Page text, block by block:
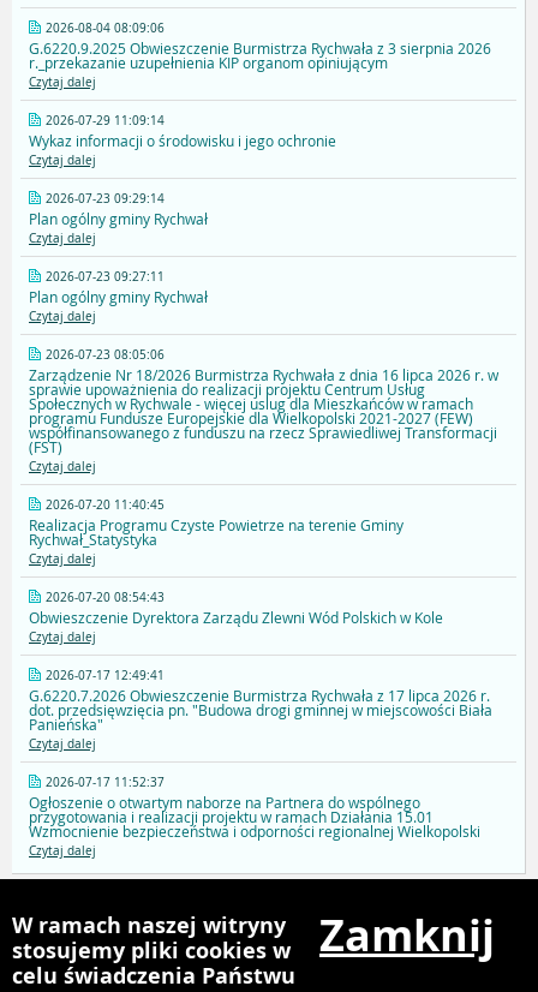
2026-08-04 08:09:06
G.6220.9.2025 Obwieszczenie Burmistrza Rychwała z 3 sierpnia 2026
r._przekazanie uzupełnienia KIP organom opiniującym
Czytaj dalej
2026-07-29 11:09:14
Wykaz informacji o środowisku i jego ochronie
Czytaj dalej
2026-07-23 09:29:14
Plan ogólny gminy Rychwał
Czytaj dalej
2026-07-23 09:27:11
Plan ogólny gminy Rychwał
Czytaj dalej
2026-07-23 08:05:06
Zarządzenie Nr 18/2026 Burmistrza Rychwała z dnia 16 lipca 2026 r. w
sprawie upoważnienia do realizacji projektu Centrum Usług
Społecznych w Rychwale - więcej uslug dla Mieszkańców w ramach
programu Fundusze Europejskie dla Wielkopolski 2021-2027 (FEW)
współfinansowanego z funduszu na rzecz Sprawiedliwej Transformacji
(FST)
Czytaj dalej
2026-07-20 11:40:45
Realizacja Programu Czyste Powietrze na terenie Gminy
Rychwał_Statystyka
Czytaj dalej
2026-07-20 08:54:43
Obwieszczenie Dyrektora Zarządu Zlewni Wód Polskich w Kole
Czytaj dalej
2026-07-17 12:49:41
G.6220.7.2026 Obwieszczenie Burmistrza Rychwała z 17 lipca 2026 r.
dot. przedsięwzięcia pn. "Budowa drogi gminnej w miejscowości Biała
Panieńska"
Czytaj dalej
2026-07-17 11:52:37
Ogłoszenie o otwartym naborze na Partnera do wspólnego
przygotowania i realizacji projektu w ramach Działania 15.01
Wzmocnienie bezpieczeństwa i odporności regionalnej Wielkopolski
Czytaj dalej
GŁÓWNA
URZĘDU
W ramach naszej witryny
stosujemy pliki cookies w
celu świadczenia Państwu
Zamknij